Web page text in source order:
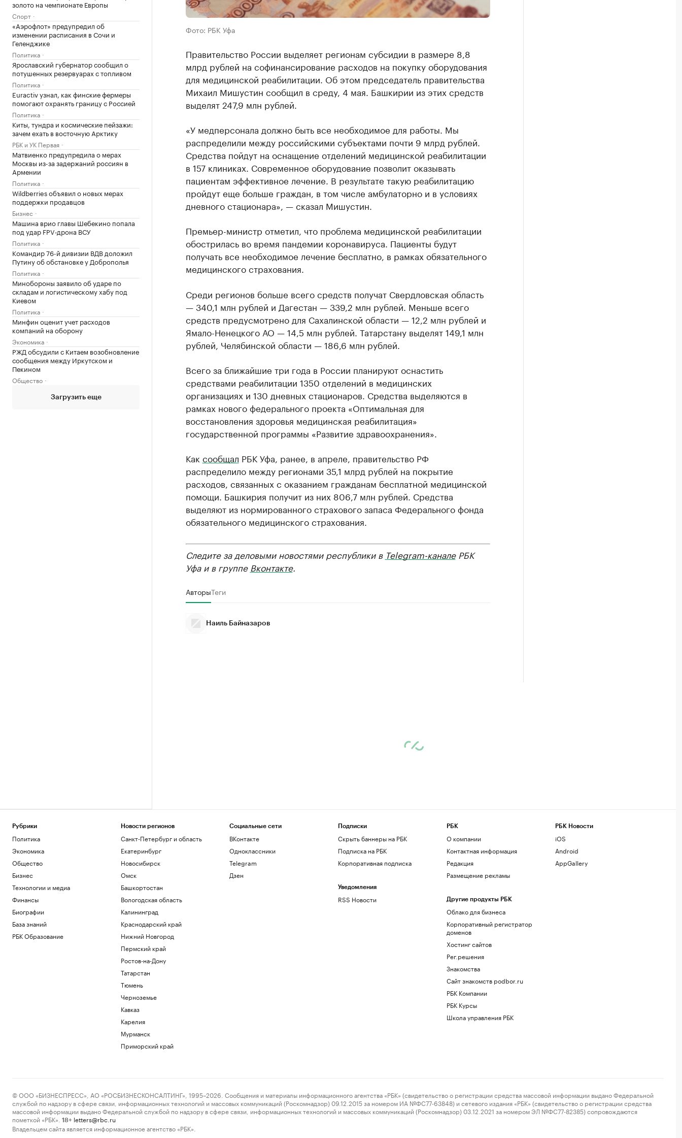
золото на чемпионате Европы
Спорт
«Аэрофлот» предупредил об
изменении расписания в Сочи и
Геленджике
Политика
Ярославский губернатор сообщил о
потушенных резервуарах с топливом
Политика
Euractiv узнал, как финские фермеры
помогают охранять границу с Россией
Политика
Киты, тундра и космические пейзажи:
зачем ехать в восточную Арктику
РБК и УК Первая
Матвиенко предупредила о мерах
Москвы из-за задержаний россиян в
Армении
Политика
Wildberries объявил о новых мерах
поддержки продавцов
Бизнес
Машина врио главы Шебекино попала
под удар FPV‑дрона ВСУ
Политика
Командир 76-й дивизии ВДВ доложил
Путину об обстановке у Доброполья
Политика
Минобороны заявило об ударе по
складам и логистическому хабу под
Киевом
Политика
Минфин оценит учет расходов
компаний на оборону
Экономика
РЖД обсудили с Китаем возобновление
сообщения между Иркутском и
Пекином
Общество
Загрузить еще
Фото: РБК Уфа
Правительство России выделяет регионам субсидии в размере 8,8
млрд рублей на софинансирование расходов на покупку оборудования
для медицинской реабилитации. Об этом председатель правительства
Михаил Мишустин сообщил в среду, 4 мая. Башкирии из этих средств
выделят 247,9 млн рублей.
«У медперсонала должно быть все необходимое для работы. Мы
распределили между российскими субъектами почти 9 млрд рублей.
Средства пойдут на оснащение отделений медицинской реабилитации
в 157 клиниках. Современное оборудование позволит оказывать
пациентам эффективное лечение. В результате такую реабилитацию
пройдут еще больше граждан, в том числе амбулаторно и в условиях
дневного стационара», — сказал Мишустин.
Премьер-министр отметил, что проблема медицинской реабилитации
обострилась во время пандемии коронавируса. Пациенты будут
получать все необходимое лечение бесплатно, в рамках обязательного
медицинского страхования.
Среди регионов больше всего средств получат Свердловская область
— 340,1 млн рублей и Дагестан — 339,2 млн рублей. Меньше всего
средств предусмотрено для Сахалинской области — 12,2 млн рублей и
Ямало-Ненецкого АО — 14,5 млн рублей. Татарстану выделят 149,1 млн
рублей, Челябинской области — 186,6 млн рублей.
Всего за ближайшие три года в России планируют оснастить
средствами реабилитации 1350 отделений в медицинских
организациях и 130 дневных стационаров. Средства выделяются в
рамках нового федерального проекта «Оптимальная для
восстановления здоровья медицинская реабилитация»
государственной программы «Развитие здравоохранения».
Как сообщал РБК Уфа, ранее, в апреле, правительство РФ
распределило между регионами 35,1 млрд рублей на покрытие
расходов, связанных с оказанием гражданам бесплатной медицинской
помощи. Башкирия получит из них 806,7 млн рублей. Средства
выделяют из нормированного страхового запаса Федерального фонда
обязательного медицинского страхования.
Следите за деловыми новостями республики в Telegram-каналеРБК
Уфа и в группе Вконтакте.
АвторыТеги
Наиль Байназаров
Рубрики
Политика
Экономика
Общество
Бизнес
Технологии и медиа
Финансы
Биографии
База знаний
РБК Образование
Новости регионов
Санкт-Петербург и область
Екатеринбург
Новосибирск
Омск
Башкортостан
Вологодская область
Калининград
Краснодарский край
Нижний Новгород
Пермский край
Ростов-на-Дону
Татарстан
Тюмень
Черноземье
Кавказ
Карелия
Мурманск
Приморский край
Социальные сети
ВКонтакте
Одноклассники
Telegram
Дзен
Подписки
Скрыть баннеры на РБК
Подписка на РБК
Корпоративная подписка
Уведомления
RSS Новости
РБК
О компании
Контактная информация
Редакция
Размещение рекламы
Другие продукты РБК
Облако для бизнеса
Корпоративный регистратор
доменов
Хостинг сайтов
Рег.решения
Знакомства
Сайт знакомств podbor.ru
РБК Компании
РБК Курсы
Школа управления РБК
РБК Новости
iOS
Android
AppGallery
© ООО «БИЗНЕСПРЕСС», АО «РОСБИЗНЕСКОНСАЛТИНГ», 1995–2026. Сообщения и материалы информационного агентства «РБК» (свидетельство о регистрации средства массовой информации выдано Федеральной
службой по надзору в сфере связи, информационных технологий и массовых коммуникаций (Роскомнадзор) 09.12.2015 за номером ИА №ФС77-63848) и сетевого издания «РБК» (свидетельство о регистрации средства
массовой информации выдано Федеральной службой по надзору в сфере связи, информационных технологий и массовых коммуникаций (Роскомнадзор) 03.12.2021 за номером ЭЛ №ФС77-82385) сопровождаются
пометкой «РБК».
18+ letters@rbc.ru
Владельцем сайта является информационное агентство «РБК».